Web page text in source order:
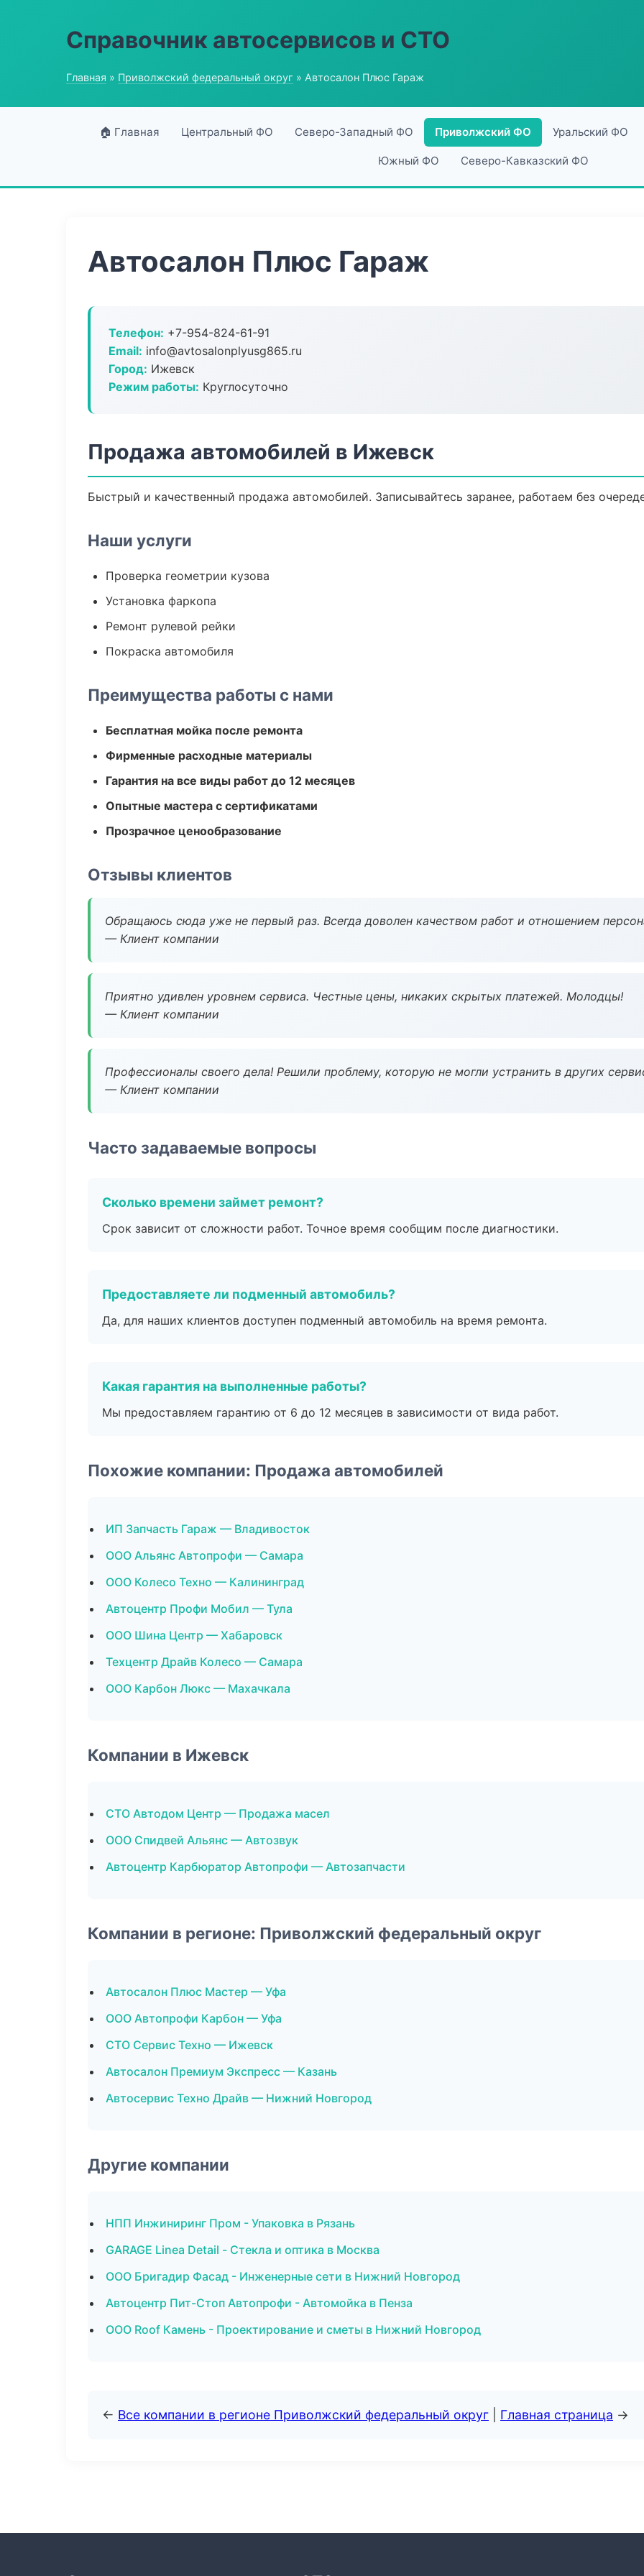
Справочник автосервисов и СТО
Главная » Приволжский федеральный округ » Автосалон Плюс Гараж
🏠 Главная Центральный ФО Северо-Западный ФО Приволжский ФО Уральский ФО
Южный ФО Северо-Кавказский ФО
Автосалон Плюс Гараж
Телефон: +7-954-824-61-91
Email: info@avtosalonplyusg865.ru
Город: Ижевск
Режим работы: Круглосуточно
Продажа автомобилей в Ижевск
Быстрый и качественный продажа автомобилей. Записывайтесь заранее, работаем без
Наши услуги
Проверка геометрии кузова
Установка фаркопа
Ремонт рулевой рейки
Покраска автомобиля
Преимущества работы с нами
Бесплатная мойка после ремонта
Фирменные расходные материалы
Гарантия на все виды работ до 12 месяцев
Опытные мастера с сертификатами
Прозрачное ценообразование
Отзывы клиентов
Обращаюсь сюда уже не первый раз. Всегда доволен качеством работ и отношением
— Клиент компании
Приятно удивлен уровнем сервиса. Честные цены, никаких скрытых платежей. Молодцы!
— Клиент компании
Профессионалы своего дела! Решили проблему, которую не могли устранить в других
— Клиент компании
Часто задаваемые вопросы
Сколько времени займет ремонт?
Срок зависит от сложности работ. Точное время сообщим после диагностики.
Предоставляете ли подменный автомобиль?
Да, для наших клиентов доступен подменный автомобиль на время ремонта.
Какая гарантия на выполненные работы?
Мы предоставляем гарантию от 6 до 12 месяцев в зависимости от вида работ.
Похожие компании: Продажа автомобилей
ИП Запчасть Гараж — Владивосток
ООО Альянс Автопрофи — Самара
ООО Колесо Техно — Калининград
Автоцентр Профи Мобил — Тула
ООО Шина Центр — Хабаровск
Техцентр Драйв Колесо — Самара
ООО Карбон Люкс — Махачкала
Компании в Ижевск
СТО Автодом Центр — Продажа масел
ООО Спидвей Альянс — Автозвук
Автоцентр Карбюратор Автопрофи — Автозапчасти
Компании в регионе: Приволжский федеральный округ
Автосалон Плюс Мастер — Уфа
ООО Автопрофи Карбон — Уфа
СТО Сервис Техно — Ижевск
Автосалон Премиум Экспресс — Казань
Автосервис Техно Драйв — Нижний Новгород
Другие компании
НПП Инжиниринг Пром - Упаковка в Рязань
GARAGE Linea Detail - Стекла и оптика в Москва
ООО Бригадир Фасад - Инженерные сети в Нижний Новгород
Автоцентр Пит-Стоп Автопрофи - Автомойка в Пенза
ООО Roof Камень - Проектирование и сметы в Нижний Новгород
← Все компании в регионе Приволжский федеральный округ Главная страница →